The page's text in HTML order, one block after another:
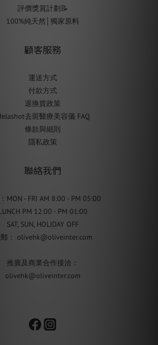
評價獎賞計劃📝
100%純天然│獨家原料
顧客服務
運送方式
付款方式
退換貨政策
去斑醫療美容儀 FAQ
條款與細則
隱私政策
聯絡我們
MON - FRI AM 8:00 - PM 05:00
PM 12:00 - PM 01:00
SAT, SUN, HOLIDAY OFF
： olivehk@oliveinter.com
推廣及商業合作接洽：
olivehk@oliveinter.com